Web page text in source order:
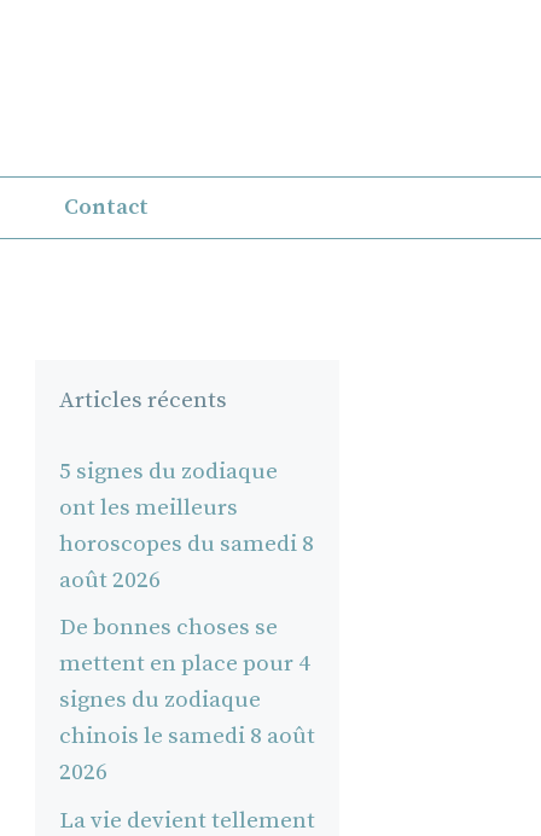
Contact
Articles récents
5 signes du zodiaque
ont les meilleurs
horoscopes du samedi 8
août 2026
De bonnes choses se
mettent en place pour 4
signes du zodiaque
chinois le samedi 8 août
2026
La vie devient tellement